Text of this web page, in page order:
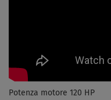
Potenza motore 120 HP